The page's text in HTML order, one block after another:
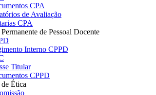
CPA
de Avaliação
CPA
de Pessoal Docente
Interno CPPD
Titular
CPPD
Ética